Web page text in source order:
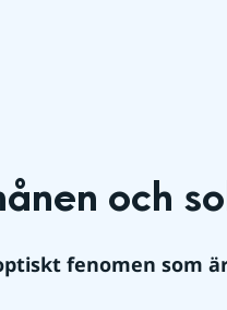
och
fenomen som